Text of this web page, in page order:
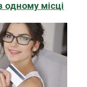
одному місці